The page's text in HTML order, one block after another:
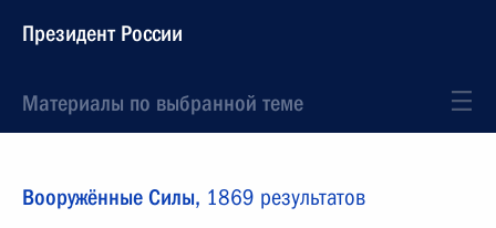
Президент России
Материалы по выбранной теме
Вооружённые Силы, 1869 результатов